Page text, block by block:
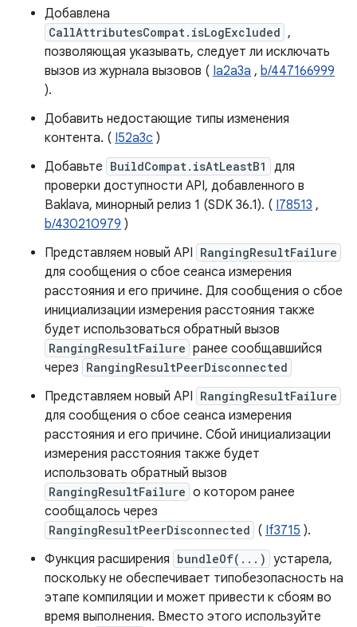
Добавлена
CallAttributesCompat.isLogExcluded ,
позволяющая указывать, следует ли исключать
вызов из журнала вызовов ( Ia2a3a , b/447166999
).
Добавить недостающие типы изменения
контента. ( I52a3c )
Добавьте BuildCompat.isAtLeastB1
для
проверки доступности API, добавленного в
Baklava, минорный релиз 1 (SDK 36.1). ( I78513 ,
b/430210979 )
Представляем новый API RangingResultFailure
для сообщения о сбое сеанса измерения
расстояния и его причине. Для сообщения о сбое
инициализации измерения расстояния также
будет использоваться обратный вызов
RangingResultFailure ранее сообщавшийся
через RangingResultPeerDisconnected
Представляем новый API RangingResultFailure
для сообщения о сбое сеанса измерения
расстояния и его причине. Сбой инициализации
измерения расстояния также будет
использовать обратный вызов
RangingResultFailure о котором ранее
сообщалось через
RangingResultPeerDisconnected ( If3715 ).
Функция расширения bundleOf(...) устарела,
поскольку не обеспечивает типобезопасность на
этапе компиляции и может привести к сбоям во
время выполнения. Вместо этого используйте